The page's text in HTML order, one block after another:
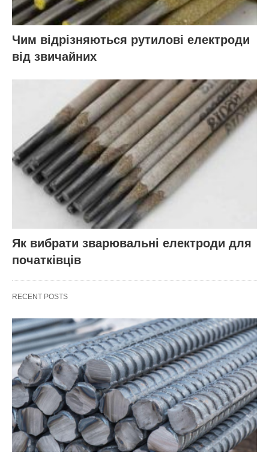
Чим відрізняються рутилові електроди
від звичайних
Як вибрати зварювальні електроди для
початківців
RECENT POSTS